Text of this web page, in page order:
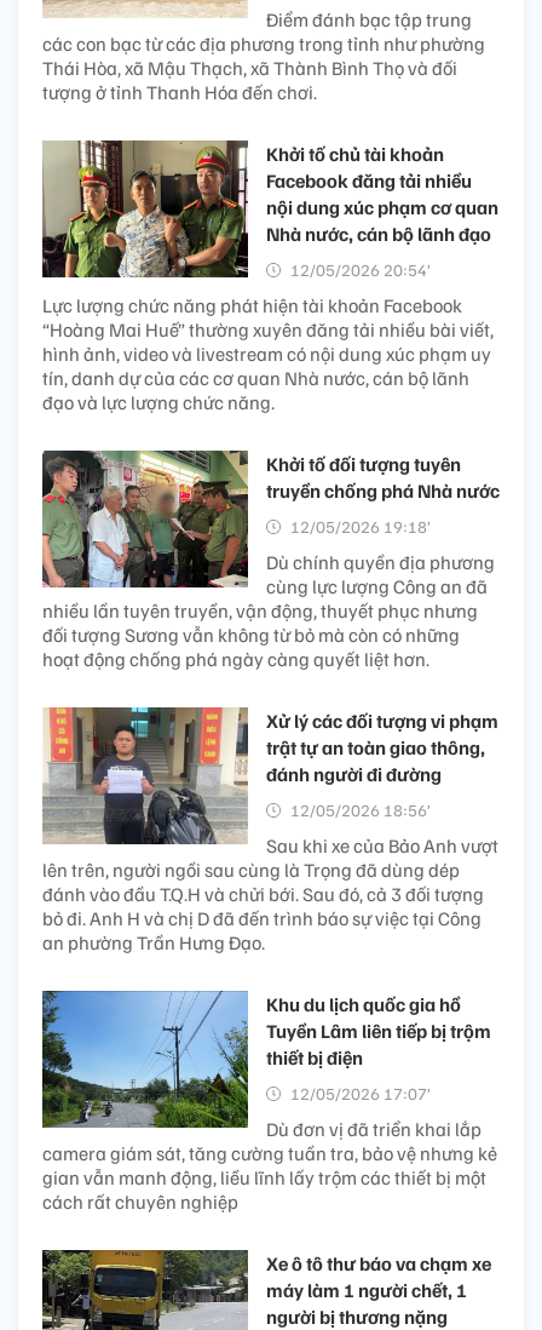
Điểm đánh bạc tập trung
các con bạc từ các địa phương trong tỉnh như phường
Thái Hòa, xã Mậu Thạch, xã Thành Bình Thọ và đối
tượng ở tỉnh Thanh Hóa đến chơi.
Khởi tố chủ tài khoản
Facebook đăng tải nhiều
nội dung xúc phạm cơ quan
Nhà nước, cán bộ lãnh đạo
12/05/2026 20:54’
Lực lượng chức năng phát hiện tài khoản Facebook
“Hoàng Mai Huế” thường xuyên đăng tải nhiều bài viết,
hình ảnh, video và livestream có nội dung xúc phạm uy
tín, danh dự của các cơ quan Nhà nước, cán bộ lãnh
đạo và lực lượng chức năng.
Khởi tố đối tượng tuyên
truyền chống phá Nhà nước
12/05/2026 19:18’
Dù chính quyền địa phương
cùng lực lượng Công an đã
nhiều lần tuyên truyền, vận động, thuyết phục nhưng
đối tượng Sương vẫn không từ bỏ mà còn có những
hoạt động chống phá ngày càng quyết liệt hơn.
Xử lý các đối tượng vi phạm
trật tự an toàn giao thông,
đánh người đi đường
12/05/2026 18:56’
Sau khi xe của Bảo Anh vượt
lên trên, người ngồi sau cùng là Trọng đã dùng dép
đánh vào đầu T.Q.H và chửi bới. Sau đó, cả 3 đối tượng
bỏ đi. Anh H và chị D đã đến trình báo sự việc tại Công
an phường Trần Hưng Đạo.
Khu du lịch quốc gia hồ
Tuyền Lâm liên tiếp bị trộm
thiết bị điện
12/05/2026 17:07’
Dù đơn vị đã triển khai lắp
camera giám sát, tăng cường tuần tra, bảo vệ nhưng kẻ
gian vẫn manh động, liều lĩnh lấy trộm các thiết bị một
cách rất chuyên nghiệp
Xe ô tô thư báo va chạm xe
máy làm 1 người chết, 1
người bị thương nặng